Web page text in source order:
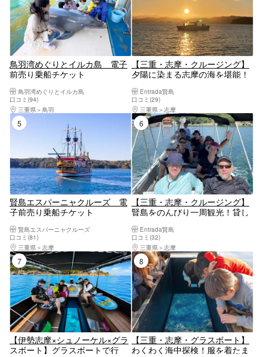
鳥羽湾めぐりとイルカ島 電子
前売り乗船チケット
鳥羽湾めぐりとイルカ島
口コミ(94)
三重県
鳥羽
【三重・志摩・クルージング】
夕陽に染まる志摩の海を堪能！
Entrada賢島
口コミ(29)
三重県
志摩
賢島エスパーニャクルーズ 電
子前売り乗船チケット
賢島エスパーニャクルーズ
口コミ(81)
三重県
志摩
6位
【三重・志摩・クルージング】
賢島をのんびり一周観光！貸し
Entrada賢島
口コミ(32)
三重県
志摩
7位
【伊勢志摩×シュノーケル×グラ
スボート】グラスボートで行
8位
【三重・志摩・グラスボート】
わくわく海中探検！服を着たま